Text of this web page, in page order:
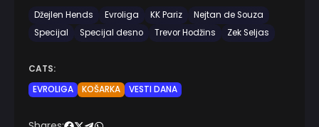
Džejlen Hends
Evroliga KK Pariz
Nejtan de Souza
Specijal
Specijal desno Trevor Hodžins Zek Seljas
CATS:
EVROLIGA
KOŠARKA VESTI DANA